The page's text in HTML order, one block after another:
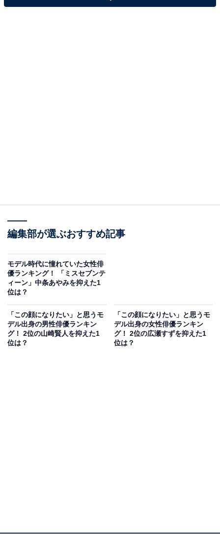
して本誌デビュー。ファンからは、“ハルル”の愛称で親
果たすと、2012年公開の映画『桜蘭高校ホスト部』で映
画初主演を飾りました。
回答者からは、「綺麗なのに面白く明るいから（20代女
性／神奈川県）」「大きい目がかわいくていつも明るく
て気さくで好きです（50代女性／島根県）」「親近感あ
編集部が選ぶおすすめ記事
モデル時代に憧れていた女性俳
優ランキング！ 「ミスセブンテ
ィーン」中条あやみを抑えた1
位は？
「この顔になりたい」と思うモ
デル出身の男性俳優ランキン
グ！ 2位の山崎賢人を抑えた1
位は？
「この顔になりたい」と思うモ
デル出身の女性俳優ランキン
グ！ 2位の広瀬すずを抑えた1
位は？